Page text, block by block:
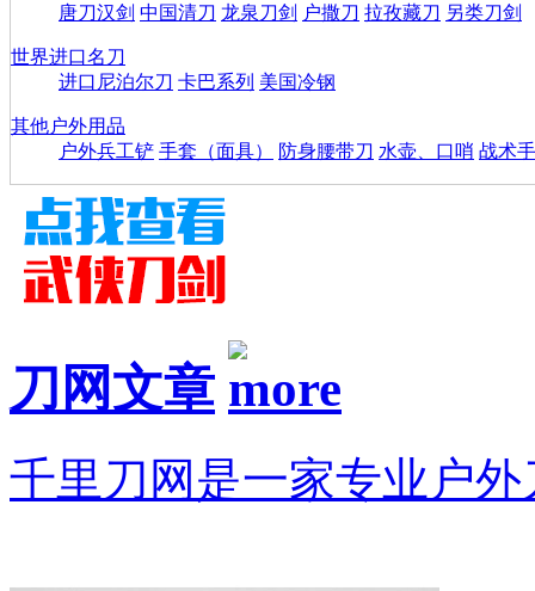
唐刀汉剑 中国清刀 龙泉刀剑 户撒刀 拉孜藏刀 另类刀剑
世界进口名刀
进口尼泊尔刀 卡巴系列 美国冷钢
其他户外用品
户外兵工铲 手套（面具） 防身腰带刀 水壶、口哨 战术
刀网文章
千里刀网是一家专业户